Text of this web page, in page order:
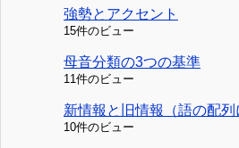
強勢とアクセント
15件のビュー
母音分類の3つの基準
11件のビュー
新情報と旧情報（語の配列
10件のビュー